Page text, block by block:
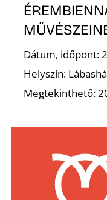
Dátum, időpont:
Helyszín:
Megtekinthető: